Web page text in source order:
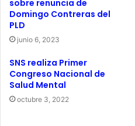
sobre renuncia de
Domingo Contreras del
PLD
junio 6, 2023
SNS realiza Primer
Congreso Nacional de
Salud Mental
octubre 3, 2022